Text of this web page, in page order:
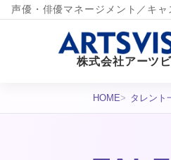
声優・俳優マネージメント／キ
株式会社アーツ
HOME タレント